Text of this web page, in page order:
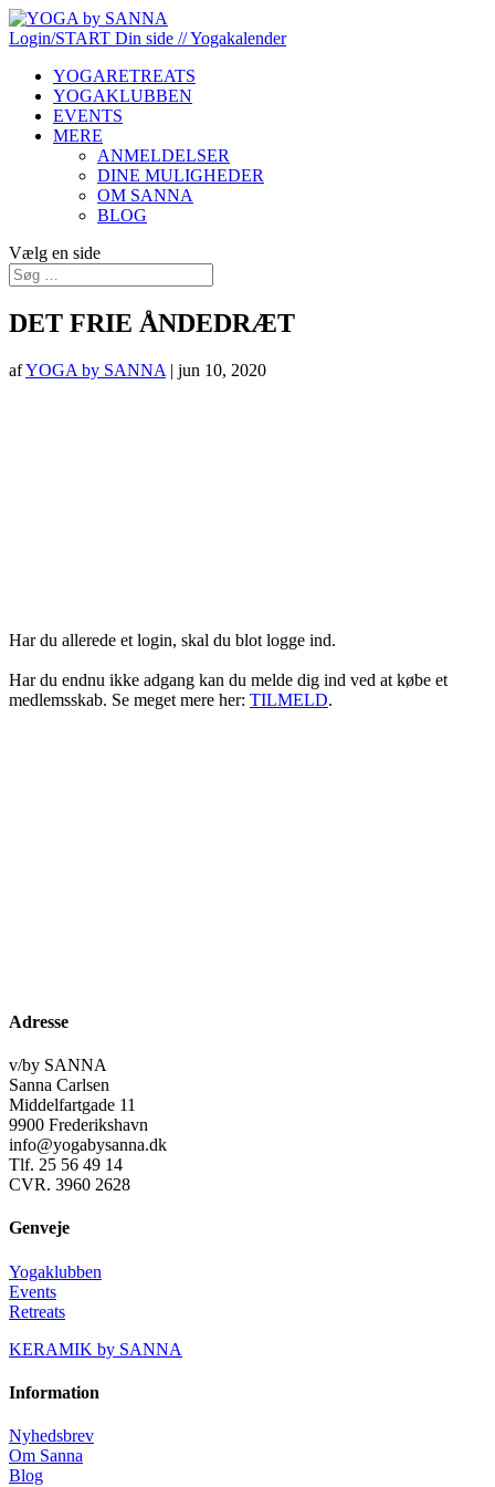
Login/START Din side // Yogakalender
YOGARETREATS
YOGAKLUBBEN
EVENTS
MERE
ANMELDELSER
DINE MULIGHEDER
OM SANNA
BLOG
Vælg en side
DET FRIE ÅNDEDRÆT
afYOGA by SANNA | jun 10, 2020
Har du allerede et login, skal du blot logge ind.
Har du endnu ikke adgang kan du melde dig ind ved at købe et
medlemsskab. Se meget mere her: TILMELD.
Adresse
v/by SANNA
Sanna Carlsen
Middelfartgade 11
9900 Frederikshavn
info@yogabysanna.dk
Tlf. 25 56 49 14
CVR. 3960 2628
Genveje
Yogaklubben
Events
Retreats
KERAMIK by SANNA
Information
Nyhedsbrev
Om Sanna
Blog